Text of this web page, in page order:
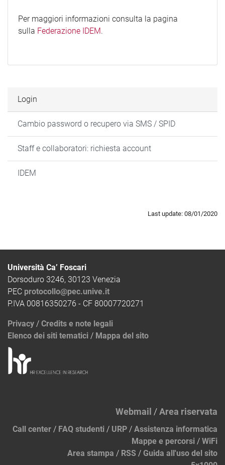
Per maggiori informazioni consulta la pagina
sulla Federazione IDEM.
Login
Cambio password o recupero via SMS / SPID
Staff e collaboratori: richiesta account
IDEM
Last update: 08/01/2020
Università Ca’ Foscari
Dorsoduro 3246, 30123 Venezia
PEC protocollo@pec.unive.it
P.IVA 00816350276 - CF 80007720271
Privacy / Credits e note legali
Elenco dei siti tematici / Mappa del sito
Webmail /Area riservata
Call center / FAQ studenti / URP / Assistenza informatica
Mappe e percorsi / WiFi
Area stampa / RSS / Guida all'uso del sito